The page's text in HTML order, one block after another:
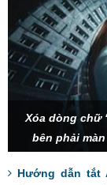
Xóa dòng chữ
bên phải
Hướng dẫn tắt